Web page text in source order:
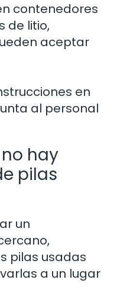
contenedores
de litio,
aceptar
en
al personal
hay
pilas
un
pilas usadas
a un lugar